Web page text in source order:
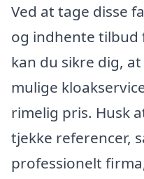
Ved at tage disse
og indhente tilbud
kan du sikre dig,
mulige
rimelig pris. Husk
tjekke referencer,
professionelt